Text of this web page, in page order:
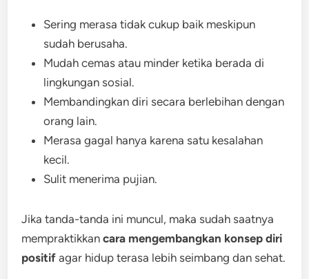
Sering merasa tidak cukup baik meskipun
sudah berusaha.
Mudah cemas atau minder ketika berada di
lingkungan sosial.
Membandingkan diri secara berlebihan dengan
orang lain.
Merasa gagal hanya karena satu kesalahan
kecil.
Sulit menerima pujian.
Jika tanda-tanda ini muncul, maka sudah saatnya
mempraktikkancara mengembangkan konsep diri
positif agar hidup terasa lebih seimbang dan sehat.